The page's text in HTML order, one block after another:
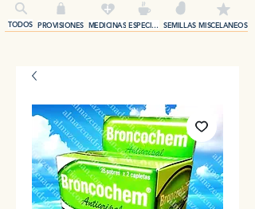
+
PROVISIONES MEDICINAS SEMILLAS
ESPECIAS MISCELANEOS
TODOS